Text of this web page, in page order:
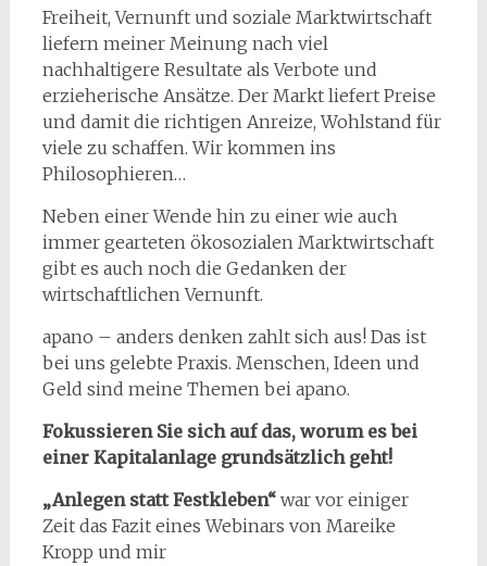
Freiheit, Vernunft und soziale Marktwirtschaft
liefern meiner Meinung nach viel
nachhaltigere Resultate als Verbote und
erzieherische Ansätze. Der Markt liefert Preise
und damit die richtigen Anreize, Wohlstand für
viele zu schaffen. Wir kommen ins
Philosophieren…
Neben einer Wende hin zu einer wie auch
immer gearteten ökosozialen Marktwirtschaft
gibt es auch noch die Gedanken der
wirtschaftlichen Vernunft.
apano – anders denken zahlt sich aus! Das ist
bei uns gelebte Praxis. Menschen, Ideen und
Geld sind meine Themen bei apano.
Fokussieren Sie sich auf das, worum es bei
einer Kapitalanlage grundsätzlich geht!
„Anlegen statt Festkleben“war vor einiger
Zeit das Fazit eines Webinars von Mareike
Kropp und mir